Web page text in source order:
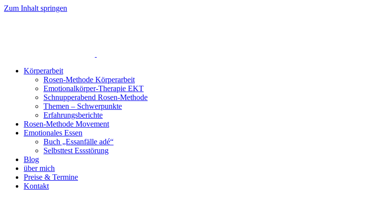
Zum Inhalt springen
Körperarbeit
Rosen-Methode Körperarbeit
Emotionalkörper-Therapie EKT
Schnupperabend Rosen-Methode
Themen – Schwerpunkte
Erfahrungsberichte
Rosen-Methode Movement
Emotionales Essen
Buch „Essanfälle adé“
Selbsttest Essstörung
Blog
über mich
Preise & Termine
Kontakt